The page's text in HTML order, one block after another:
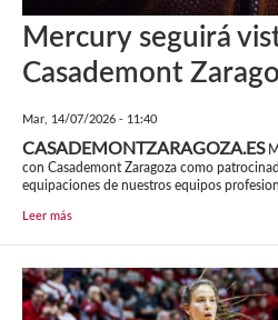
Mercury seguirá
Casademont
Mar, 14/07/2026 - 11:40
CASADEMONTZARAGOZA.ES
con Casademont Zaragoza como
equipaciones de nuestros equipos
Leer más